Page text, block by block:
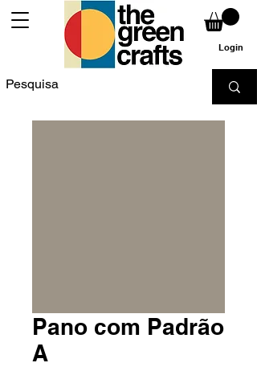
Login
Pano com Padrão
A